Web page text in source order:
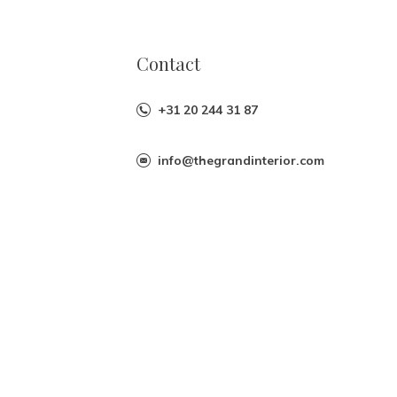
Contact
+31 20 244 31 87
info@thegrandinterior.com